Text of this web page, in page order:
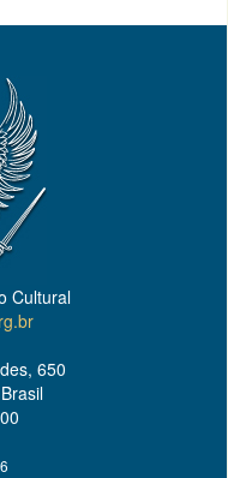
Cultural
650